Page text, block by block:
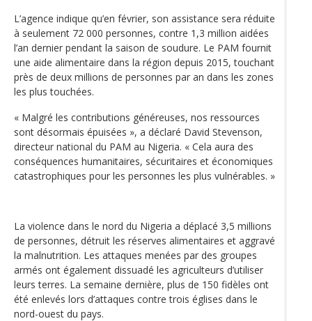
L’agence indique qu’en février, son assistance sera réduite
à seulement 72 000 personnes, contre 1,3 million aidées
l’an dernier pendant la saison de soudure. Le PAM fournit
une aide alimentaire dans la région depuis 2015, touchant
près de deux millions de personnes par an dans les zones
les plus touchées.
« Malgré les contributions généreuses, nos ressources
sont désormais épuisées », a déclaré David Stevenson,
directeur national du PAM au Nigeria. « Cela aura des
conséquences humanitaires, sécuritaires et économiques
catastrophiques pour les personnes les plus vulnérables. »
La violence dans le nord du Nigeria a déplacé 3,5 millions
de personnes, détruit les réserves alimentaires et aggravé
la malnutrition. Les attaques menées par des groupes
armés ont également dissuadé les agriculteurs d’utiliser
leurs terres. La semaine dernière, plus de 150 fidèles ont
été enlevés lors d’attaques contre trois églises dans le
nord-ouest du pays.